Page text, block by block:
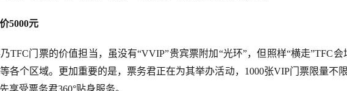
5000元
TFC门票的价值担当，虽没有“VVIP”贵宾票附加“光环”，但照样“横走”TFC会
各个区域。更加重要的是，票务君正在为其举办活动，1000张VIP门票限量不